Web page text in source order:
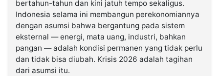
bertahun-tahun dan kini jatuh tempo sekaligus.
Indonesia selama ini membangun perekonomiannya
dengan asumsi bahwa bergantung pada sistem
eksternal — energi, mata uang, industri, bahkan
pangan — adalah kondisi permanen yang tidak perlu
dan tidak bisa diubah. Krisis 2026 adalah tagihan
dari asumsi itu.